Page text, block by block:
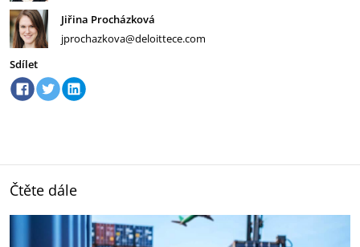
Jiřina Procházková
jprochazkova@deloittece.com
Sdílet
Čtěte dále